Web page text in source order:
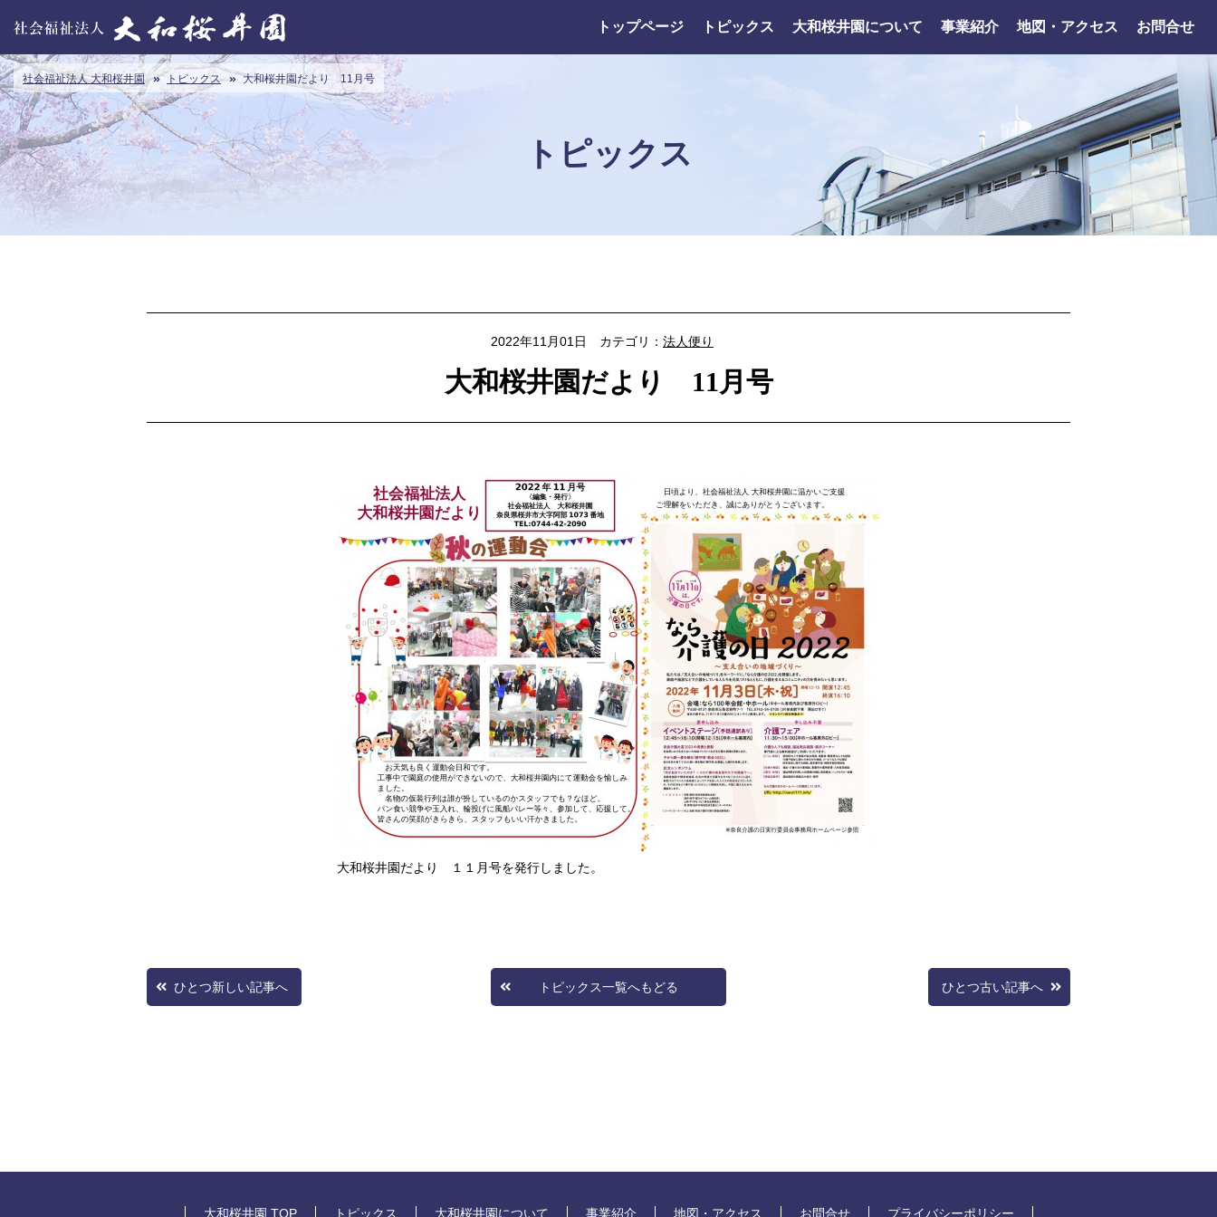
トップページ トピックス 大和桜井園について 事業紹介 地図・アクセス お問合せ
社会福祉法人 大和桜井園 トピックス 大和桜井園だより 11月号
トピックス
2022年11月01日 カテゴリ： 法人便り
大和桜井園だより 11月号
大和桜井園だより １１月号を発行しました。
ひとつ新しい記事へ トピックス一覧へもどる ひとつ古い記事へ
大和桜井園 TOP トピックス 大和桜井園について 事業紹介 地図・アクセス お問合せ プライバシーポリシー